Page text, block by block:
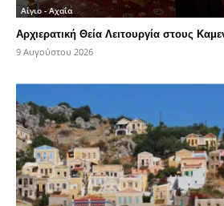
Αίγιο - Αχαΐα
Αρχιερατική Θεία Λειτουργία στους
9 Αυγούστου 2026